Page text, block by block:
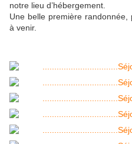
notre lieu d’hébergement.
Une belle première
à venir.